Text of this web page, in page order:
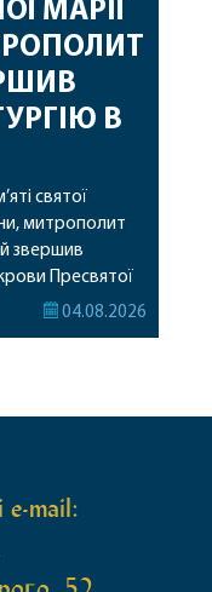
МАРІЇ
В
святої
митрополит
звершив
Пресвятої
благочиння.
04.08.2026
e-mail: